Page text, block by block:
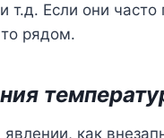
т.д. Если они
рядом.
как